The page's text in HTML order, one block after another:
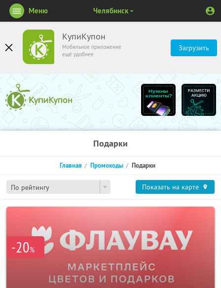
КупиКупон
Мобильное приложение
ещё удобнее
Загрузить
Меню Челябинск
Подарки
По рейтингу
Главная Промокоды Подарки
Показать на карте
-20%